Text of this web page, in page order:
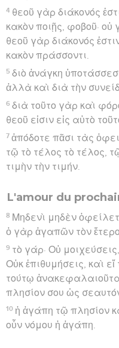
4 θεοῦ γὰρ διάκονός
κακὸν ποιῇς, φοβοῦ· οὐ
θεοῦ γὰρ διάκονός
κακὸν πράσσοντι.
5 διὸ ἀνάγκη
ἀλλὰ καὶ διὰ τὴν
6 διὰ τοῦτο γὰρ καὶ
θεοῦ εἰσιν εἰς αὐτὸ
7 ἀπόδοτε πᾶσι τὰς
τῷ τὸ τέλος τὸ τέλος,
τιμὴν τὴν τιμήν.
L'amour du
8 Μηδενὶ μηδὲν
ὁ γὰρ ἀγαπῶν τὸν
9 τὸ γάρ· Οὐ
Οὐκ ἐπιθυμήσεις, καὶ
τούτῳ
πλησίον σου ὡς
10 ἡ ἀγάπη τῷ πλησίον
οὖν νόμου ἡ ἀγάπη.